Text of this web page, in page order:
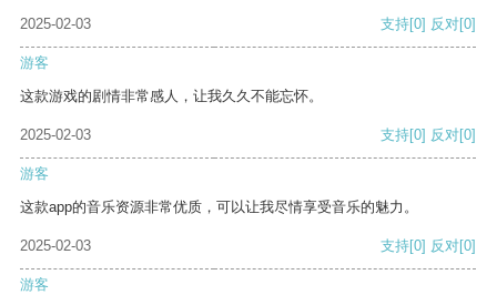
2025-02-03
支持[0] 反对[0]
游客
这款游戏的剧情非常感人，让我久久不能忘怀。
2025-02-03 支持[0] 反对[0]
游客
这款app的音乐资源非常优质，可以让我尽情享受音乐的魅力。
2025-02-03 支持[0] 反对[0]
游客